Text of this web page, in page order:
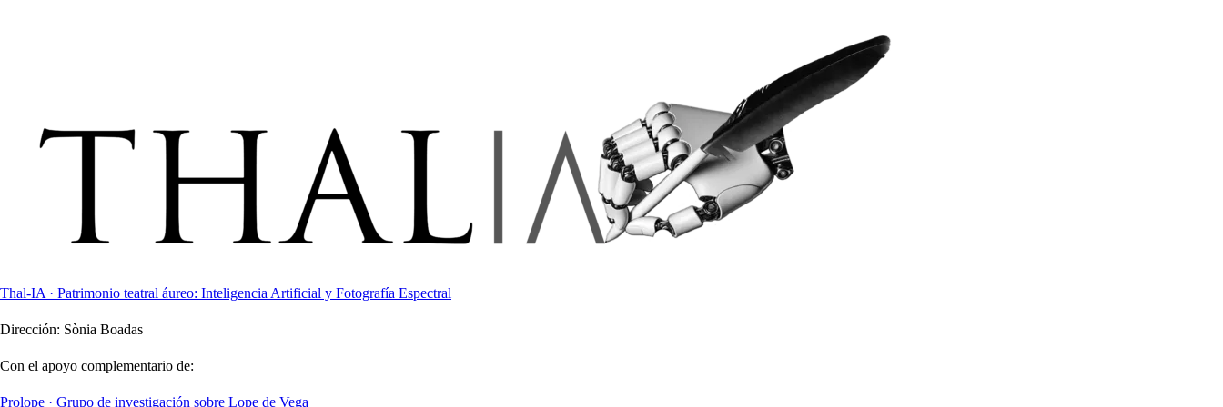
Thal-IA · Patrimonio teatral áureo: Inteligencia Artificial y Fotografía Espectral
Dirección: Sònia Boadas
Con el apoyo complementario de:
Prolope · Grupo de investigación sobre Lope de Vega